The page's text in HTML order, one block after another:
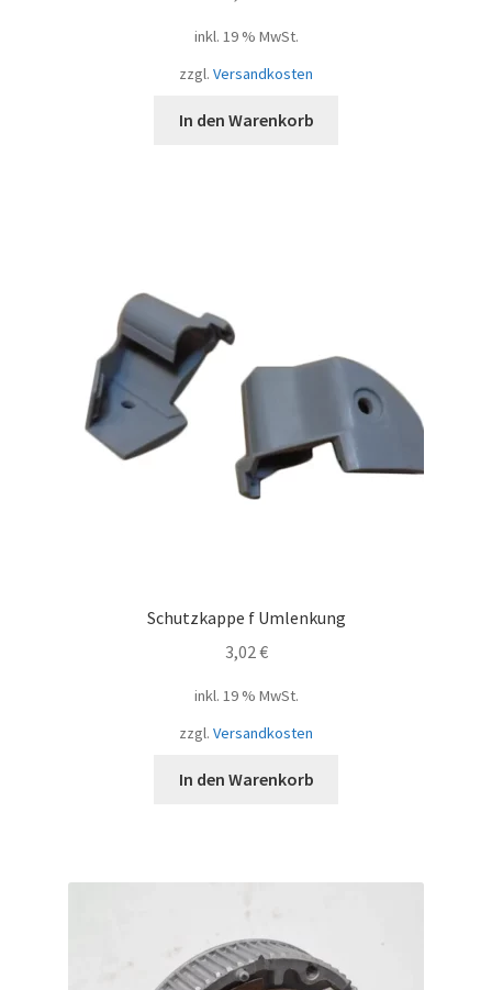
inkl. 19 % MwSt.
zzgl. Versandkosten
In den Warenkorb
Schutzkappe f Umlenkung
3,02 €
inkl. 19 % MwSt.
zzgl. Versandkosten
In den Warenkorb